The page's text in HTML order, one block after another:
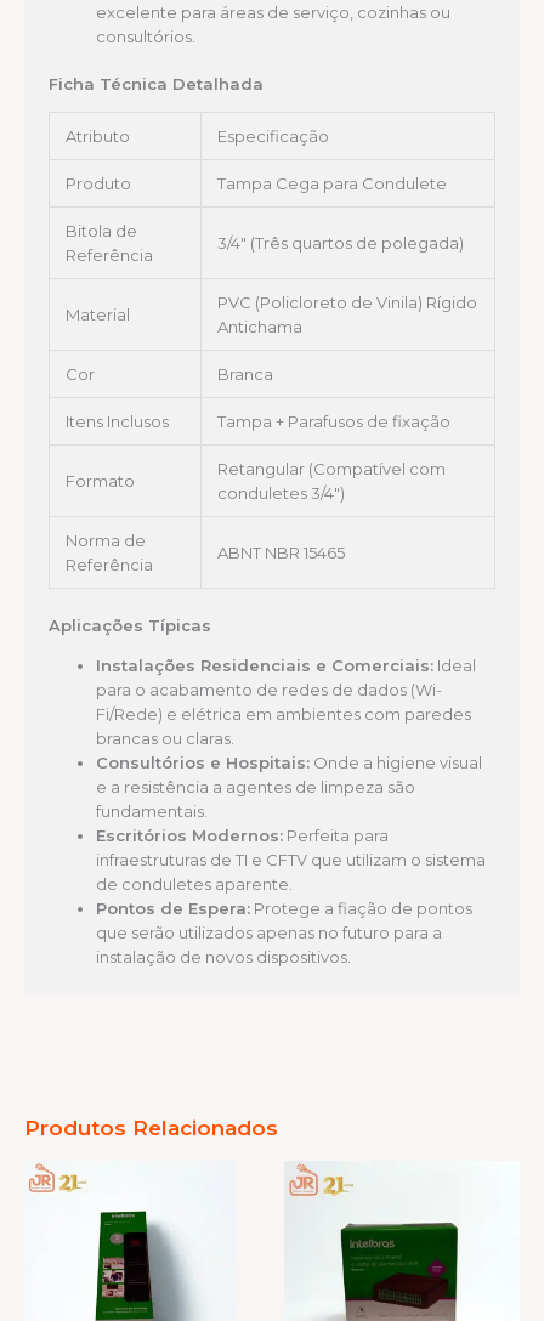
excelente para áreas de serviço, cozinhas ou
consultórios.
Ficha Técnica Detalhada
Atributo Especificação
Produto Tampa Cega para Condulete
Bitola de
Referência
3/4″ (Três quartos de polegada)
Material
PVC (Policloreto de Vinila) Rígido
Antichama
Cor Branca
Itens Inclusos Tampa + Parafusos de fixação
Formato
Retangular (Compatível com
conduletes 3/4″)
Norma de
Referência
ABNT NBR 15465
Aplicações Típicas
Instalações Residenciais e Comerciais: Ideal
para o acabamento de redes de dados (Wi-
Fi/Rede) e elétrica em ambientes com paredes
brancas ou claras.
Consultórios e Hospitais: Onde a higiene visual
e a resistência a agentes de limpeza são
fundamentais.
Escritórios Modernos: Perfeita para
infraestruturas de TI e CFTV que utilizam o sistema
de conduletes aparente.
Pontos de Espera: Protege a fiação de pontos
que serão utilizados apenas no futuro para a
instalação de novos dispositivos.
Produtos Relacionados